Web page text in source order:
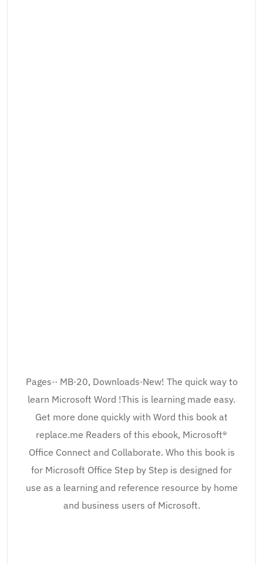
Pages·· MB·20, Downloads·New! The quick way to
learn Microsoft Word !This is learning made easy.
Get more done quickly with Word this book at
replace.me Readers of this ebook, Microsoft®
Office Connect and Collaborate. Who this book is
for Microsoft Office Step by Step is designed for
use as a learning and reference resource by home
and business users of Microsoft.